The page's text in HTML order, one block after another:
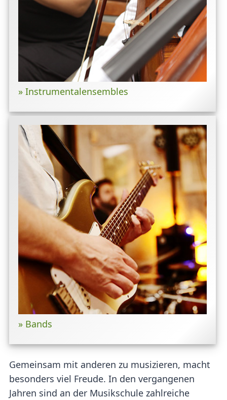
» Instrumental­ensembles
» Bands
Gemeinsam mit anderen zu musizieren, macht
besonders viel Freude. In den vergangenen
Jahren sind an der Musikschule zahlreiche